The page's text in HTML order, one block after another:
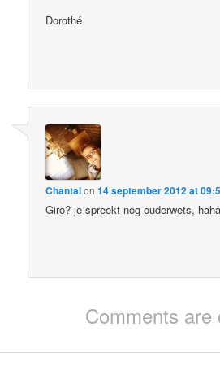
Dorothé
Chantalon14 september 2012 at
Giro? je spreekt nog ouderwets, haha
Comments are